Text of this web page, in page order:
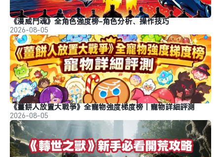
《漫威鬥魂》全角色強度榜-角色分析、操作技巧
2026-08-05
《薑餅人放置大戰爭》全寵物強度梯度榜｜寵物詳細評測
2026-08-05